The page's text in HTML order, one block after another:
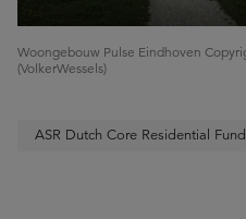
Woongebouw Pulse Eindhoven
(VolkerWessels)
ASR Dutch Core Residential Fund